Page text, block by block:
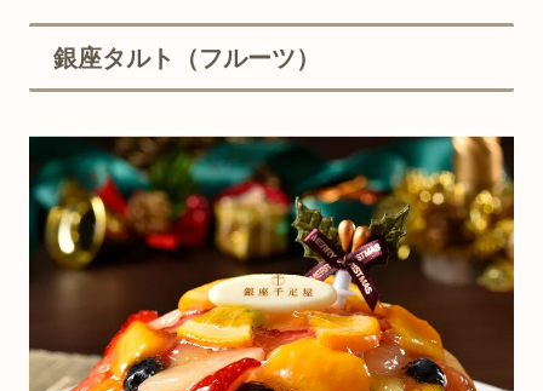
銀座タルト（フルーツ）